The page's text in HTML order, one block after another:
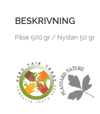
BESKRIVNING
Påse 500 gr / Nystan 50 gr